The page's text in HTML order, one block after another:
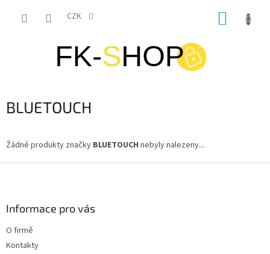
CZK
BLUETOUCH
Žádné produkty značky BLUETOUCH nebyly nalezeny...
Informace pro vás
O firmě
Kontakty